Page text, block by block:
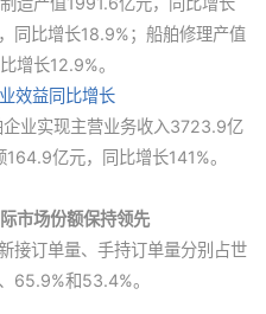
同比增长18.9%；船舶修理产值
增长12.9%。
效益同比增长
业实现主营业务收入3723.9亿
亿元，同比增长141%。
市场份额保持领先
接订单量、手持订单量分别占世
65.9%和53.4%。